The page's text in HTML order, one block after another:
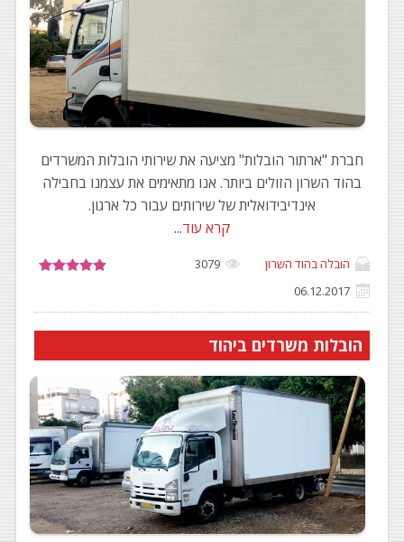
חברת "ארתור הובלות" מציעה את שירותי הובלות המשרדים
בהוד השרון הזולים ביותר. אנו מתאימים את עצמנו בחבילה
אינדיבידואלית של שירותים עבור כל ארגון.
קרא עוד...
הובלה בהוד השרון
3079
06.12.2017
הובלות משרדים ביהוד